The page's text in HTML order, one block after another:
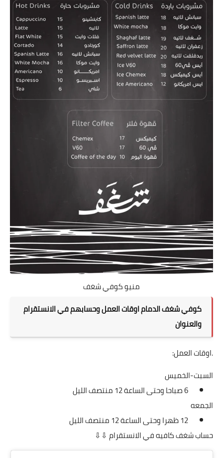
منيو كوفي شغف
كوفي شغف الدمام اوقات العمل وحسابهم في الانستقرام
والعنوان
.اوقات العمل:
السبت-الخميس
6 صباحا وحتى الساعة 12 منتصف الليل
الجمعه
12 ظهرا وحتى الساعة 12 منتصف الليل
حساب شغف كافيه في الانستقرام ⇩⇩